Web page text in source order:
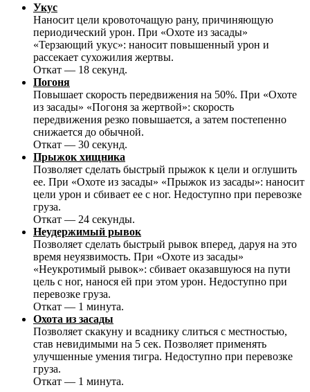
Укус
Наносит цели кровоточащую рану, причиняющую
периодический урон. При «Охоте из засады»
«Терзающий укус»: наносит повышенный урон и
рассекает сухожилия жертвы.
Откат — 18 секунд.
Погоня
Повышает скорость передвижения на 50%. При «Охоте
из засады» «Погоня за жертвой»: скорость
передвижения резко повышается, а затем постепенно
снижается до обычной.
Откат — 30 секунд.
Прыжок хищника
Позволяет сделать быстрый прыжок к цели и оглушить
ее. При «Охоте из засады» «Прыжок из засады»: наносит
цели урон и сбивает ее с ног. Недоступно при перевозке
груза.
Откат — 24 секунды.
Неудержимый рывок
Позволяет сделать быстрый рывок вперед, даруя на это
время неуязвимость. При «Охоте из засады»
«Неукротимый рывок»: сбивает оказавшуюся на пути
цель с ног, нанося ей при этом урон. Недоступно при
перевозке груза.
Откат — 1 минута.
Охота из засады
Позволяет скакуну и всаднику слиться с местностью,
став невидимыми на 5 сек. Позволяет применять
улучшенные умения тигра. Недоступно при перевозке
груза.
Откат — 1 минута.